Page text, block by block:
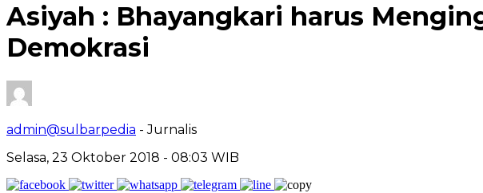
Asiyah : Bhayangkari harus
Demokrasi
admin@sulbarpedia - Jurnalis
Selasa, 23 Oktober 2018 - 08:03 WIB